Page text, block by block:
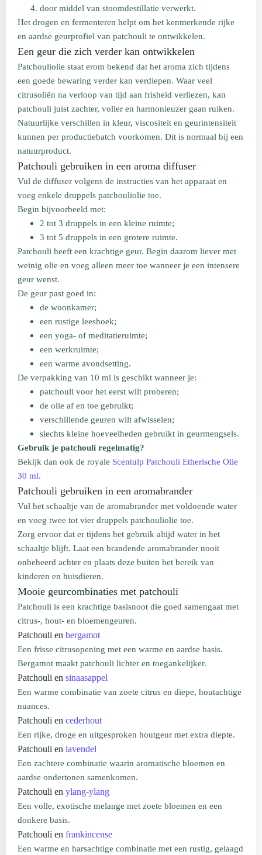
door middel van stoomdestillatie verwerkt.
Het drogen en fermenteren helpt om het kenmerkende rijke
en aardse geurprofiel van patchouli te ontwikkelen.
Een geur die zich verder kan ontwikkelen
Patchouliolie staat erom bekend dat het aroma zich tijdens
een goede bewaring verder kan verdiepen. Waar veel
citrusoliën na verloop van tijd aan frisheid verliezen, kan
patchouli juist zachter, voller en harmonieuzer gaan ruiken.
Natuurlijke verschillen in kleur, viscositeit en geurintensiteit
kunnen per productiebatch voorkomen. Dit is normaal bij een
natuurproduct.
Patchouli gebruiken in een aroma diffuser
Vul de diffuser volgens de instructies van het apparaat en
voeg enkele druppels patchouliolie toe.
Begin bijvoorbeeld met:
2 tot 3 druppels in een kleine ruimte;
3 tot 5 druppels in een grotere ruimte.
Patchouli heeft een krachtige geur. Begin daarom liever met
weinig olie en voeg alleen meer toe wanneer je een intensere
geur wenst.
De geur past goed in:
de woonkamer;
een rustige leeshoek;
een yoga- of meditatieruimte;
een werkruimte;
een warme avondsetting.
De verpakking van 10 ml is geschikt wanneer je:
patchouli voor het eerst wilt proberen;
de olie af en toe gebruikt;
verschillende geuren wilt afwisselen;
slechts kleine hoeveelheden gebruikt in geurmengsels.
Gebruik je patchouli regelmatig?
Bekijk dan ook de royale Scentulp Patchouli Etherische Olie
30 ml.
Patchouli gebruiken in een aromabrander
Vul het schaaltje van de aromabrander met voldoende water
en voeg twee tot vier druppels patchouliolie toe.
Zorg ervoor dat er tijdens het gebruik altijd water in het
schaaltje blijft. Laat een brandende aromabrander nooit
onbeheerd achter en plaats deze buiten het bereik van
kinderen en huisdieren.
Mooie geurcombinaties met patchouli
Patchouli is een krachtige basisnoot die goed samengaat met
citrus-, hout- en bloemengeuren.
Patchouli en bergamot
Een frisse citrusopening met een warme en aardse basis.
Bergamot maakt patchouli lichter en toegankelijker.
Patchouli en sinaasappel
Een warme combinatie van zoete citrus en diepe, houtachtige
nuances.
Patchouli en cederhout
Een rijke, droge en uitgesproken houtgeur met extra diepte.
Patchouli en lavendel
Een zachtere combinatie waarin aromatische bloemen en
aardse ondertonen samenkomen.
Patchouli en ylang-ylang
Een volle, exotische melange met zoete bloemen en een
donkere basis.
Patchouli en frankincense
Een warme en harsachtige combinatie met een rustig, gelaagd